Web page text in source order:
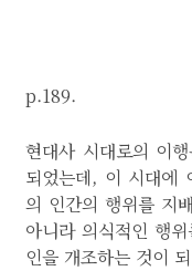
p.189.
현대사 시대로의 이
되었는데, 이 시대에
의 인간의 행위를 지
아니라 의식적인 행
인을 개조하는 것이